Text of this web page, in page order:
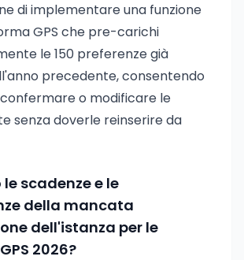
di implementare una funzione
GPS che pre-carichi
le 150 preferenze già
precedente, consentendo
o modificare le
senza doverle reinserire da
scadenze e le
della mancata
dell'istanza per le
2026?